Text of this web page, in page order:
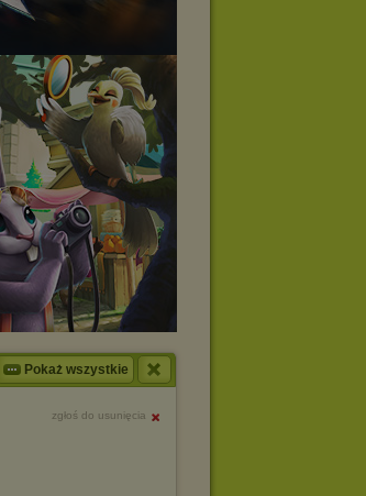
Pokaż wszystkie
zgłoś do usunięcia